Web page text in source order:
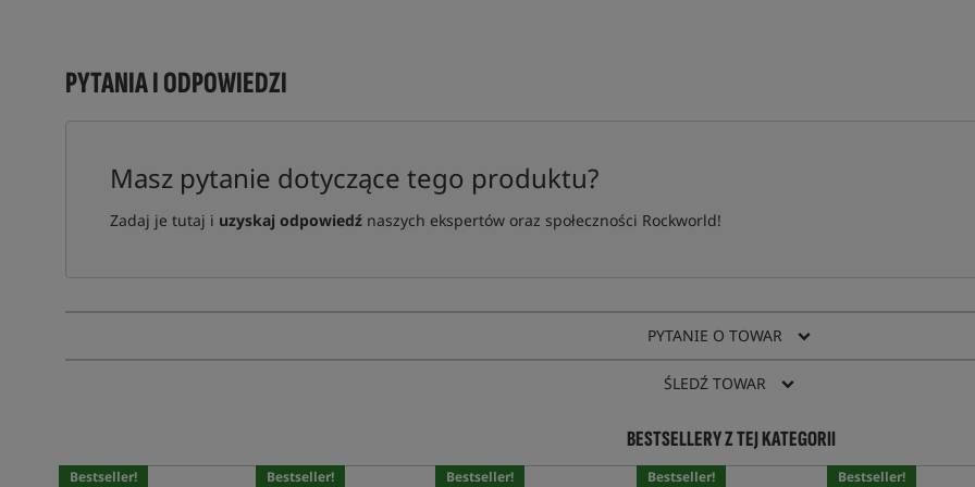
PYTANIA I ODPOWIEDZI
Masz pytanie dotyczące tego produktu?
Zadaj je tutaj i uzyskaj odpowiedźnaszych ekspertów oraz społeczności Rockworld!
PYTANIE O TOWAR
ŚLEDŹ TOWAR
BESTSELLERY Z TEJ KATEGORII
Bestseller! Bestseller! Bestseller! Bestseller! Bestseller!